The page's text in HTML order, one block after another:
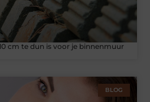
cm te dun is voor je binnenmuur
BLOG